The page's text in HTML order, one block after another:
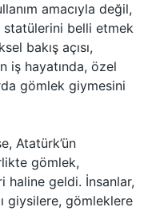
amacıyla değil,
statülerini belli etmek
bakış açısı,
iş hayatında, özel
gömlek giymesini
Atatürk’ün
gömlek,
haline geldi. İnsanlar,
giysilere, gömleklere